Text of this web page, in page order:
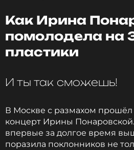
Как Ирина
помолодела на
пластики
И ты так сможешь!
В Москве с размахом
концерт Ирины
впервые за долгое время
поразила поклонников не